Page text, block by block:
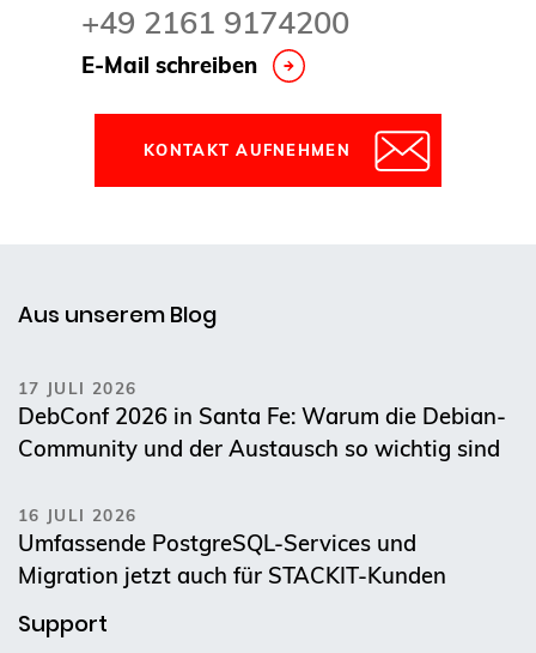
+49 2161 9174200
E-Mail schreiben
KONTAKT AUFNEHMEN
Aus unserem Blog
17 JULI 2026
DebConf 2026 in Santa Fe: Warum die Debian-
Community und der Austausch so wichtig sind
16 JULI 2026
Umfassende PostgreSQL-Services und
Migration jetzt auch für STACKIT-Kunden
Support